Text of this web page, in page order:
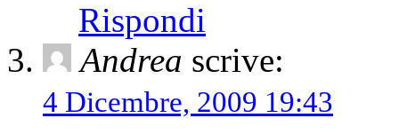
Rispondi
Andrea scrive:
4 Dicembre, 2009 19:43